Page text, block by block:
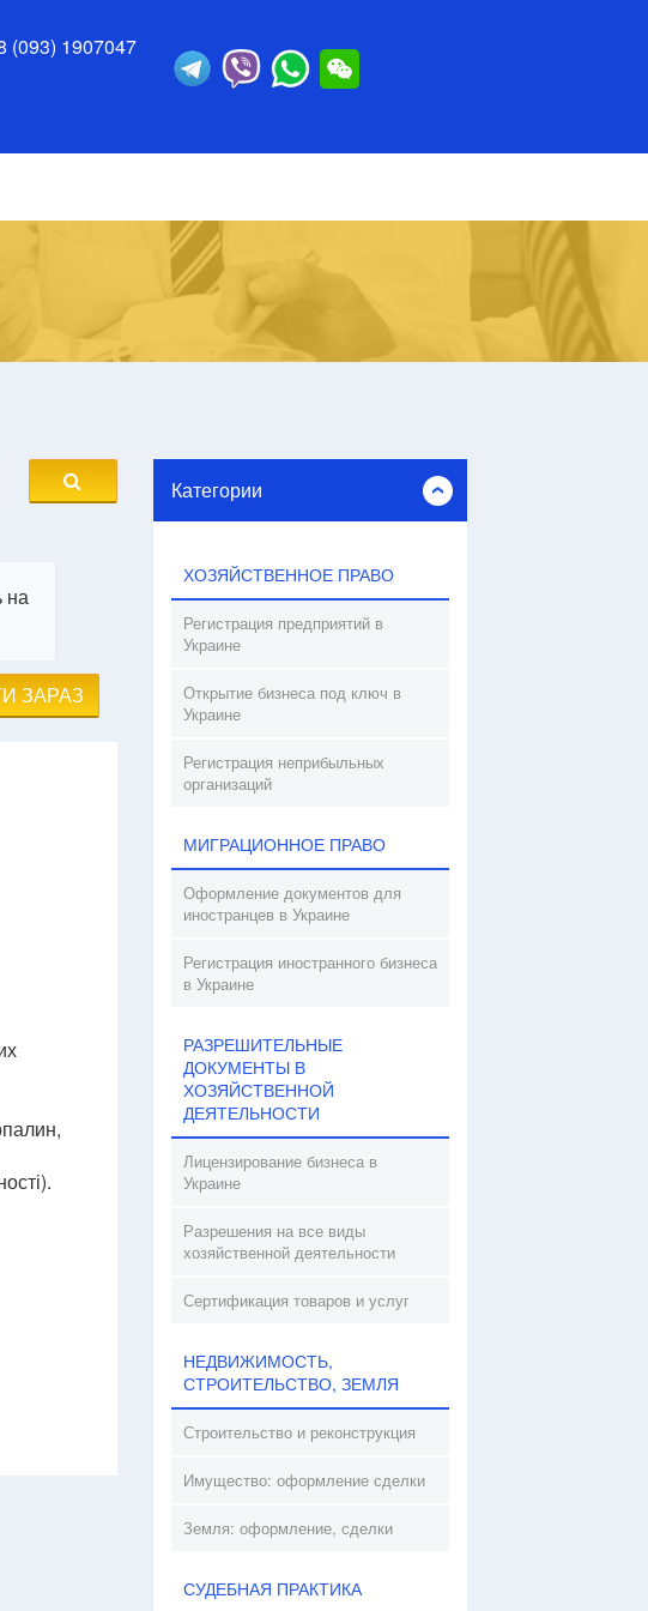
(093) 1907047
на
ЗАРАЗ
Категории
ХОЗЯЙСТВЕННОЕ ПРАВО
Регистрация предприятий в
Украине
Открытие бизнеса под ключ в
Украине
Регистрация неприбыльных
организаций
МИГРАЦИОННОЕ ПРАВО
Оформление документов для
иностранцев в Украине
Регистрация иностранного бизнеса
в Украине
РАЗРЕШИТЕЛЬНЫЕ
ДОКУМЕНТЫ В
ХОЗЯЙСТВЕННОЙ
ДЕЯТЕЛЬНОСТИ
Лицензирование бизнеса в
Украине
Разрешения на все виды
хозяйственной деятельности
Сертификация товаров и услуг
НЕДВИЖИМОСТЬ,
СТРОИТЕЛЬСТВО, ЗЕМЛЯ
Строительство и реконструкция
Имущество: оформление сделки
Земля: оформление, сделки
СУДЕБНАЯ ПРАКТИКА